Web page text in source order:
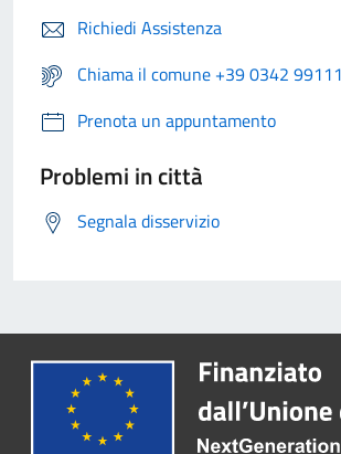
Richiedi Assistenza
Chiama il comune +39 0342
Prenota un appuntamento
Problemi in città
Segnala disservizio